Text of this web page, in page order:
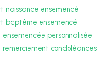
naissance ensemencé
baptême ensemencé
ensemencée personnalisée
condoléances